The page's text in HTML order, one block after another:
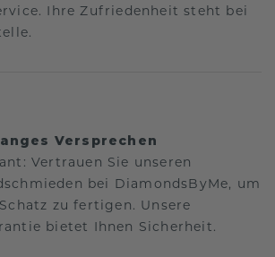
Ihre Zufriedenheit steht bei
Versprechen
Vertrauen Sie unseren
bei DiamondsByMe, um
zu fertigen. Unsere
bietet Ihnen Sicherheit.